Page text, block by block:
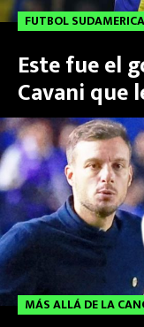
FUTBOL
Este fue el
Cavani que
Juniors
MÁS ALLÁ DE LA